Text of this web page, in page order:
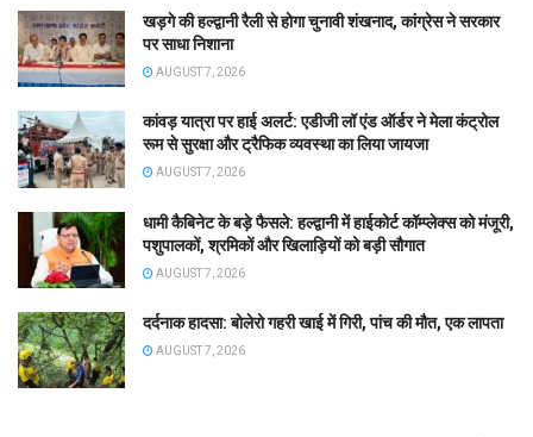
खड़गे की हल्द्वानी रैली से होगा चुनावी शंखनाद, कांग्रेस ने सरकार
पर साधा निशाना
AUGUST 7, 2026
कांवड़ यात्रा पर हाई अलर्ट: एडीजी लॉ एंड ऑर्डर ने मेला कंट्रोल
रूम से सुरक्षा और ट्रैफिक व्यवस्था का लिया जायजा
AUGUST 7, 2026
धामी कैबिनेट के बड़े फैसले: हल्द्वानी में हाईकोर्ट कॉम्प्लेक्स को मंजूरी,
पशुपालकों, श्रमिकों और खिलाड़ियों को बड़ी सौगात
AUGUST 7, 2026
दर्दनाक हादसा: बोलेरो गहरी खाई में गिरी, पांच की मौत, एक लापता
AUGUST 7, 2026